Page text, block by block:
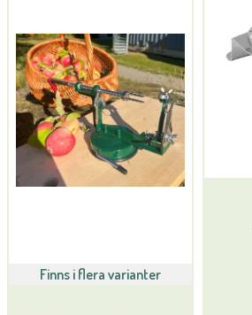
Finns i flera varianter